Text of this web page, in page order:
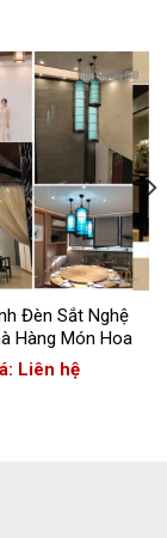
Đèn Sắt Nghệ
Hàng Món Hoa
Liên hệ